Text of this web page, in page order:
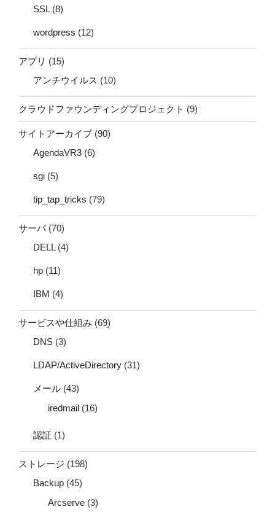
SSL(8)
wordpress (12)
アプリ (15)
アンチウイルス (10)
クラウドファウンディングプロジェクト (9)
サイトアーカイブ (90)
AgendaVR3 (6)
sgi (5)
tip_tap_tricks (79)
サーバ(70)
DELL(4)
hp (11)
IBM (4)
サービスや仕組み (69)
DNS (3)
LDAP/ActiveDirectory (31)
メール (43)
iredmail (16)
認証 (1)
ストレージ (198)
Backup (45)
Arcserve (3)